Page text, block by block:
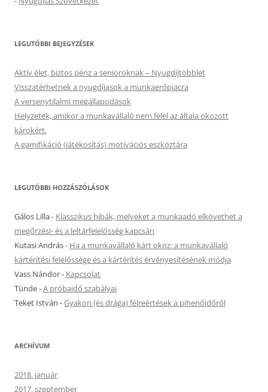
LEGUTÓBBI BEJEGYZÉSEK
Aktív élet, biztos pénz a senioroknak – Nyugdíjtöbblet
Visszatérhetnek a nyugdíjasok a munkaerőpiacra
A versenytilalmi megállapodások
Helyzetek, amikor a munkavállaló nem felel az általa okozott
károkért.
A gamifikáció (játékosítás) motivációs eszköztára
LEGUTÓBBI HOZZÁSZÓLÁSOK
Gálos Lilla- Klasszikus hibák, melyeket a munkaadó elkövethet a
megőrzési- és a leltárfelelősség kapcsán
Kutasi András- Ha a munkavállaló kárt okoz: a munkavállaló
kártérítési felelőssége és a kártérítés érvényesítésének módja
Vass Nándor- Kapcsolat
Tünde-A próbaidő szabályai
Teket István -Gyakori (és drága) félreértések a pihenőidőről
ARCHÍVUM
2018. január
2017. szeptember